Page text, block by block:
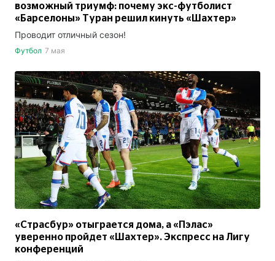
возможный триумф: почему экс-футболист
«Барселоны» Туран решил кинуть «Шахтер»
Проводит отличный сезон!
Футбол 7 мая
«Страсбур» отыграется дома, а «Пэлас»
уверенно пройдет «Шахтер». Экспресс на Лигу
конференций